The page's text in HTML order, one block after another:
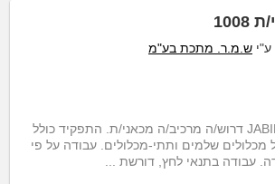
ע"י ש.מ.ר. מתכת בע"מ
לחברת JABIL SHEMER דרוש/ה מרכיב/ה מכאני/ת. התפקיד כולל
מכלולים שלמים ותתי-מכלולים. עבודה על פי
עבודה בתנאי לחץ, דורשת ...